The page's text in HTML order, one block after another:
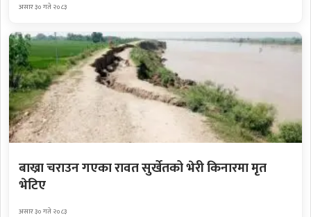
असार ३० गते २०८३
बाख्रा चराउन गएका रावत सुर्खेतको भेरी किनारमा मृत
भेटिए
असार ३० गते २०८३